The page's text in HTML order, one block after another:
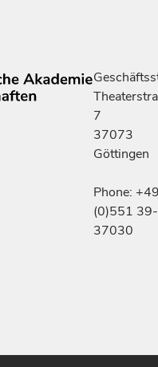
7
37073
Göttingen
Phone:
(0)551 39-
37030